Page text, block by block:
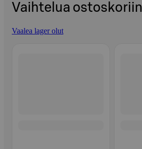
Vaihtelua ostoskoriin
Vaalea lager olut